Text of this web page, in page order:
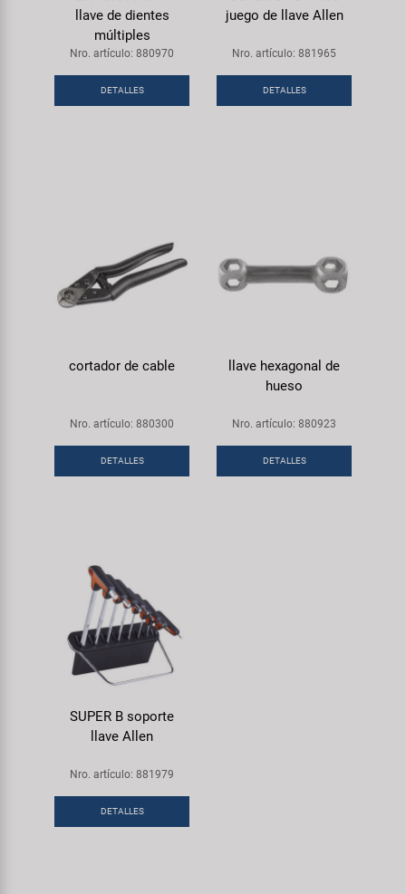
llave de dientes
múltiples
Nro. artículo: 880970
DETALLES
juego de llave Allen
Nro. artículo: 881965
DETALLES
cortador de cable
Nro. artículo: 880300
DETALLES
llave hexagonal de
hueso
Nro. artículo: 880923
DETALLES
SUPER B soporte
llave Allen
Nro. artículo: 881979
DETALLES